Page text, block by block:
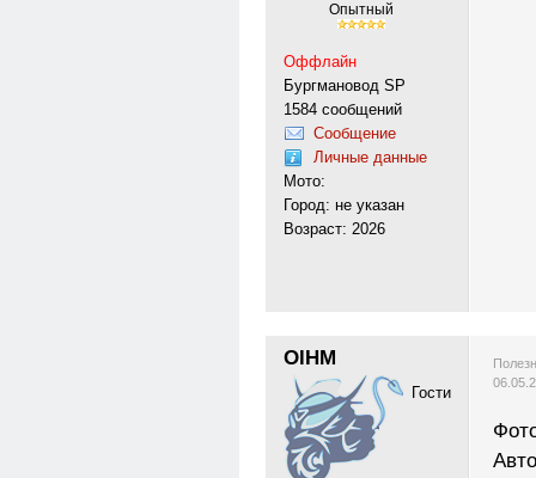
Опытный
Оффлайн
Бургмановод SP
1584 сообщений
Сообщение
Личные данные
Мото:
Город: не указан
Возраст: 2026
OlHM
Гости